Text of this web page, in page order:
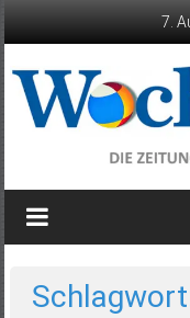
7.
die
Kanarischen